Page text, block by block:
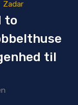
Zadar
to
til